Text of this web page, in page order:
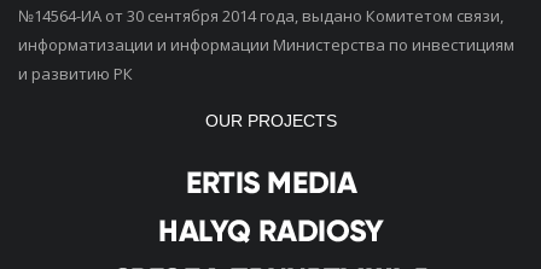
№14564-ИА от 30 сентября 2014 года, выдано Комитетом связи,
информатизации и информации Министерства по инвестициям
и развитию РК
OUR PROJECTS